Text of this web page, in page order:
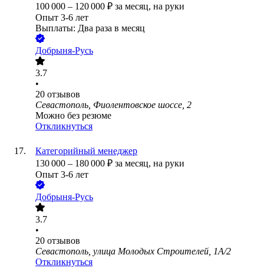
100 000 – 120 000 ₽ за месяц, на руки
Опыт 3-6 лет
Выплаты: Два раза в месяц
Добрыня-Русь
3.7
•
20 отзывов
Севастополь, Фиолентовское шоссе, 2
Можно без резюме
Откликнуться
Категорийный менеджер
130 000 – 180 000 ₽ за месяц, на руки
Опыт 3-6 лет
Добрыня-Русь
3.7
•
20 отзывов
Севастополь, улица Молодых Строителей, 1А/2
Откликнуться